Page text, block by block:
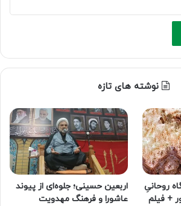
نوشته های تازه
روحانیِ
+ فیلم
اربعین حسینی؛ جلوه‌ای از پیوند
عاشورا و فرهنگ مهدویت